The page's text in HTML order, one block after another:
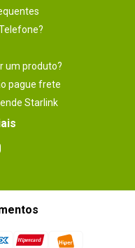
um produto?
pague frete
Starlink